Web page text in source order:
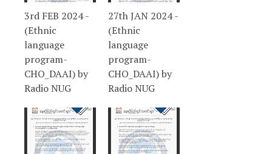
3rd FEB 2024 -
(Ethnic
language
program-
CHO_DAAI) by
Radio NUG
27th JAN 2024 -
(Ethnic
language
program-
CHO_DAAI) by
Radio NUG